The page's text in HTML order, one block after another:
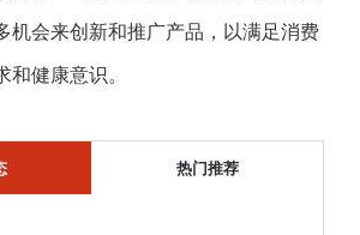
机会来创新和推广产品，以满足消费
和健康意识。
热门推荐